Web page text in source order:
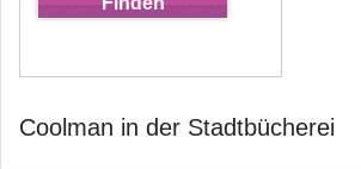
Coolman in der Stadtbücherei